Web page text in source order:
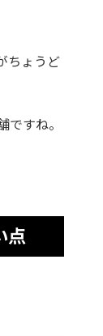
ちょうど
すね。
点